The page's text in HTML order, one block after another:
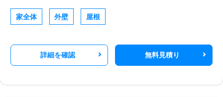
家全体 外壁 屋根
詳細を確認 無料見積り